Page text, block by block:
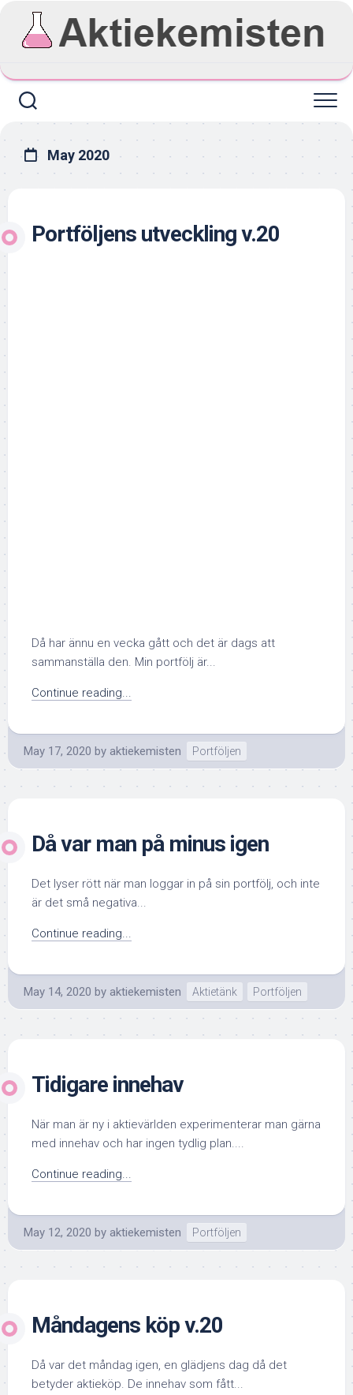
content
May 2020
Portföljens utveckling v.20
Då har ännu en vecka gått och det är dags att
sammanställa den. Min portfölj är...
Continue reading...
May 17, 2020 by aktiekemisten Portföljen
Då var man på minus igen
Det lyser rött när man loggar in på sin portfölj, och inte
är det små negativa...
Continue reading...
May 14, 2020 by aktiekemisten Aktietänk Portföljen
Tidigare innehav
När man är ny i aktievärlden experimenterar man gärna
med innehav och har ingen tydlig plan....
Continue reading...
May 12, 2020 by aktiekemisten Portföljen
Måndagens köp v.20
Då var det måndag igen, en glädjens dag då det
betyder aktieköp. De innehav som fått...